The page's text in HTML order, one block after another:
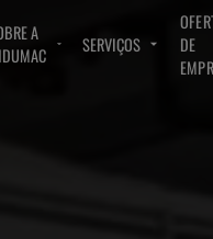
A
SERVIÇOS
DE